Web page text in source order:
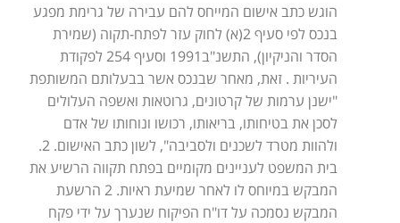
הוגש כתב אישום המייחס להם עבירה של גרימת מפגע
בנכס לפי סעיף 2(א) לחוק עזר לפתח-תקוה (שמירת
הסדר והניקיון), התשנ"ב1991 וסעיף 254 לפקודת
העיריות . זאת, מאחר שבנכס אשר בבעלותם המשותפת
"ישנן ערמות של קרטונים, גרוטאות ואשפה העלולים
לסכן את בטיחותו, בריאותו, רכושו ונוחותו של אדם
ולהוות מטרד לשכנים ולסביבה", לשון כתב האישום. 2.
בית המשפט לעניינים מקומיים בפתח תקווה הרשיע את
המבקש במיוחס לו לאחר שמיעת ראיות. 2 הרשעת
המבקש נסמכה על דו"ח הפיקוח שנערך על ידי פקח